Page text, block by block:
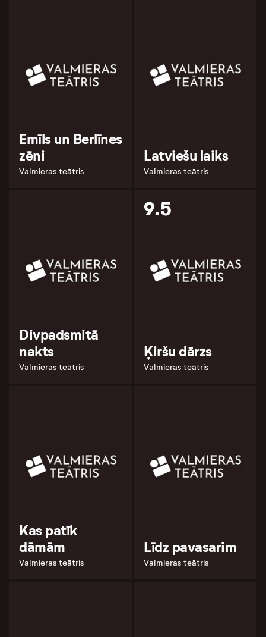
Emīls un Berlīnes
zēni
Valmieras teātris
Latviešu laiks
Valmieras teātris
Divpadsmitā
nakts
Valmieras teātris
9.5
Ķiršu dārzs
Valmieras teātris
Kas patīk
dāmām
Valmieras teātris
Līdz pavasarim
Valmieras teātris